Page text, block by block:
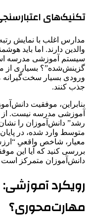
تکنیک‌های
مدارس اغلب با نمایش
والدین دارند. اما باید
سیستم آموزشی مدرسه
گزینش‌شده”؟ بسیاری از
ورودی بسیار سخت‌گیرانه
جذب کنند.
بنابراین، موفقیت
آموزشی مدرسه نیست.
رشد” دانش‌آموزان را
متوسط وارد شده، در
معیار، شاخص واقعیِ
بررسی کنید که آیا این
دانش‌آموزان متمرکز است
رویکرد
مهارت‌محوری؟